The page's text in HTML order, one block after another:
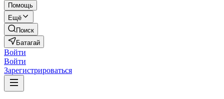
Помощь
Ещё
Поиск
Батагай
Войти
Войти
Зарегистрироваться